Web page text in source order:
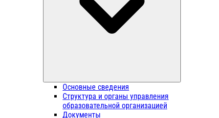
Основные сведения
Структура и органы управления
образовательной организацией
Документы